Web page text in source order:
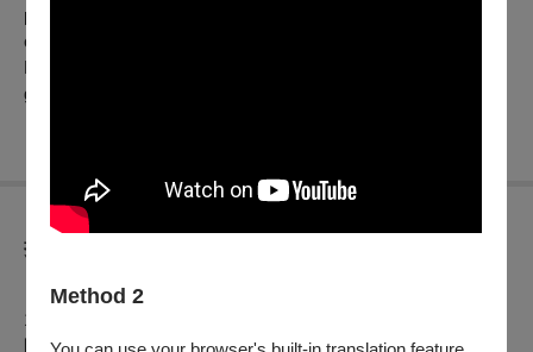
Method 2
philosophy to chart the restless upheaval and liberated desires
of 1980s youth. This 4K restored Director's Cut presents
Patrick Tam's definitive vision of such transcendent avant-
garde work on its 41st anniversary.
折扣方案
【文化幣使用及相關活動說明】
1. 凡持文化幣APP購買本中心電影票券，可享會員優惠價（僅
限於 OPENTIX 網站與 App 線上折抵，實體交易不適用）。